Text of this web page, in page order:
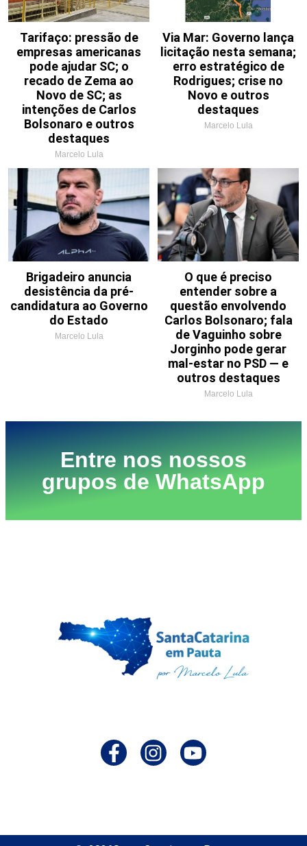
Tarifaço: pressão de
empresas americanas
pode ajudar SC; o
recado de Zema ao
Novo de SC; as
intenções de Carlos
Bolsonaro e outros
destaques
Marcelo Lula
Via Mar: Governo lança
licitação nesta semana;
erro estratégico de
Rodrigues; crise no
Novo e outros
destaques
Marcelo Lula
Brigadeiro anuncia
desistência da pré-
candidatura ao Governo
do Estado
Marcelo Lula
O que é preciso
entender sobre a
questão envolvendo
Carlos Bolsonaro; fala
de Vaguinho sobre
Jorginho pode gerar
mal-estar no PSD — e
outros destaques
Marcelo Lula
Entre nos nossos
grupos de WhatsApp